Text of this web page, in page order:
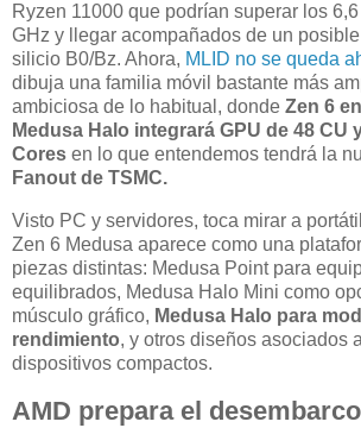
Ryzen 11000 que podrían superar los
GHz y llegar acompañados de un
silicio B0/Bz. Ahora, MLID no se queda
dibuja una familia móvil bastante más
ambiciosa de lo habitual, donde Zen 6
Medusa Halo integrará GPU de 48 CU
Cores en lo que entendemos tendrá la
Fanout de TSMC.
Visto PC y servidores, toca mirar a
Zen 6 Medusa aparece como una
piezas distintas: Medusa Point para
equilibrados, Medusa Halo Mini como
músculo gráfico, Medusa Halo para
rendimiento, y otros diseños asociados
dispositivos compactos.
AMD prepara el